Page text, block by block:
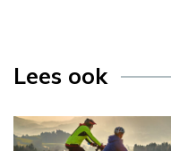
Lees ook